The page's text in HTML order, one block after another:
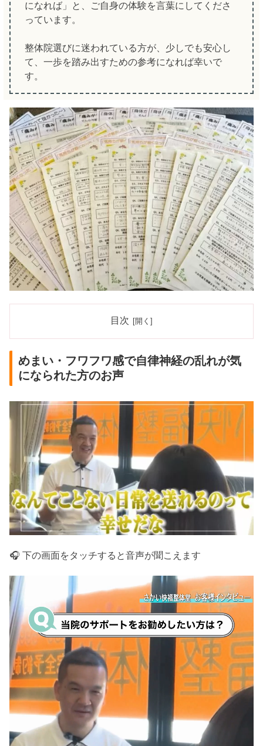
になれば」と、ご自身の体験を言葉にしてくださ
っています。
整体院選びに迷われている方が、少しでも安心し
て、一歩を踏み出すための参考になれば幸いで
す。
目次
めまい・フワフワ感で自律神経の乱れが気
になられた方のお声
🎧 下の画面をタッチすると音声が聞こえます